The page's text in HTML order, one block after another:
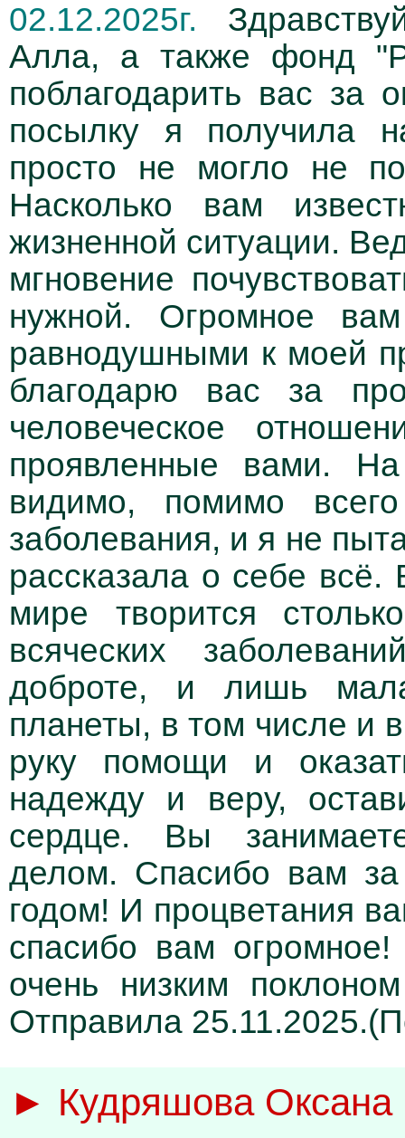
02.12.2025г.
Алла, а также фонд
поблагодарить вас
посылку я получила
просто не могло не
Насколько вам
жизненной ситуации.
мгновение
нужной. Огромное
равнодушными к моей
благодарю вас за
человеческое
проявленные вами.
видимо, помимо
заболевания, и я не
рассказала о себе всё.
мире творится
всяческих
доброте, и лишь
планеты, в том числе и
руку помощи и
надежду и веру,
сердце. Вы
делом. Спасибо вам
годом! И процветания
спасибо вам
очень низким
Отправила
► Кудряшова Оксана